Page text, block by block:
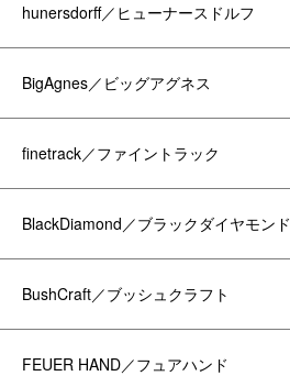
hunersdorff／ヒューナースドルフ
BigAgnes／ビッグアグネス
finetrack／ファイントラック
BlackDiamond／ブラックダイヤモンド
BushCraft／ブッシュクラフト
FEUER HAND／フュアハンド